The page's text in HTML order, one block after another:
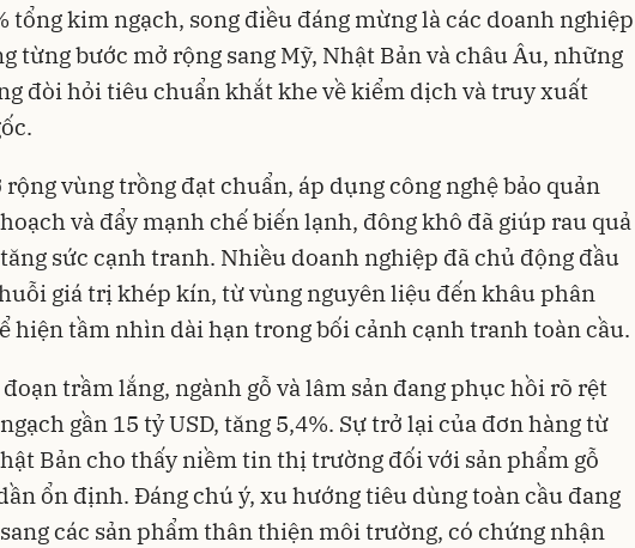
tổng kim ngạch, song điều đáng mừng là các doanh nghiệp
từng bước mở rộng sang Mỹ, Nhật Bản và châu Âu, những
đòi hỏi tiêu chuẩn khắt khe về kiểm dịch và truy xuất
rộng vùng trồng đạt chuẩn, áp dụng công nghệ bảo quản
và đẩy mạnh chế biến lạnh, đông khô đã giúp rau quả
sức cạnh tranh. Nhiều doanh nghiệp đã chủ động đầu
giá trị khép kín, từ vùng nguyên liệu đến khâu phân
hiện tầm nhìn dài hạn trong bối cảnh cạnh tranh toàn cầu.
đoạn trầm lắng, ngành gỗ và lâm sản đang phục hồi rõ rệt
gần 15 tỷ USD, tăng 5,4%. Sự trở lại của đơn hàng từ
Bản cho thấy niềm tin thị trường đối với sản phẩm gỗ
ổn định. Đáng chú ý, xu hướng tiêu dùng toàn cầu đang
các sản phẩm thân thiện môi trường, có chứng nhận